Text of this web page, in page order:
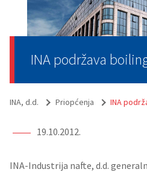
INA podržava
INA, d.d. Priopćenja INA
19.10.2012.
INA-Industrija nafte, d.d.